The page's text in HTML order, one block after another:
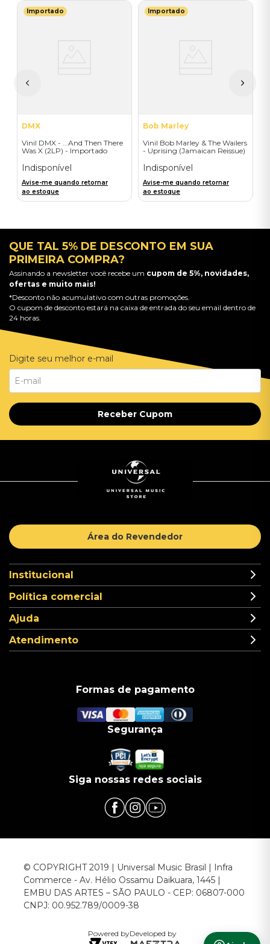
Importado
DMX
Vinil DMX - ...And Then There
Was X (2LP) - Importado
Indisponível
Avise-me quando retornar
ao estoque
Importado
Bob Marley
Vinil Bob Marley & The Wailers
- Uprising (Jamaican Reissue)
Indisponível
Avise-me quando retornar
ao estoque
QUE TAL 5% DE DESCONTO EM SUA
PRIMEIRA COMPRA?
Assinando a newsletter você recebe um cupom de 5%, novidades,
ofertas e muito mais!
*Desconto não acumulativo com outras promoções.
O cupom de desconto estará na caixa de entrada do seu email dentro de
24 horas.
Digite seu melhor e-mail
Receber Cupom
Área do Revendedor
Institucional
Política comercial
Ajuda
Atendimento
Formas de pagamento
Segurança
Siga nossas redes sociais
© COPYRIGHT 2019 | Universal Music Brasil | Infra
Commerce - Av. Hélio Ossamu Daikuara, 1445 |
EMBU DAS ARTES – SÃO PAULO - CEP: 06807-000
CNPJ: 00.952.789/0009-38
Powered byDeveloped by